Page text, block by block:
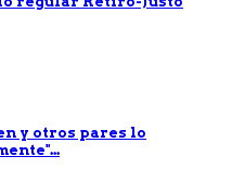
y otros pares lo